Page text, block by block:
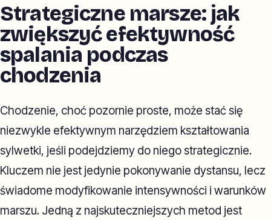
Strategiczne marsze: jak
zwiększyć efektywność
spalania podczas
chodzenia
Chodzenie, choć pozornie proste, może stać się
niezwykle efektywnym narzędziem kształtowania
sylwetki, jeśli podejdziemy do niego strategicznie.
Kluczem nie jest jedynie pokonywanie dystansu, lecz
świadome modyfikowanie intensywności i warunków
marszu. Jedną z najskuteczniejszych metod jest